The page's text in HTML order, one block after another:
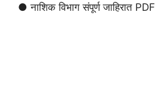
● नाशिक विभाग संपूर्ण जाहिरात PDF